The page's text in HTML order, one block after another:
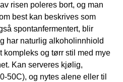
risen poleres bort, og man
best kan beskrives som
spontanfermentert, blir
har naturlig alkoholinnhiold
kompleks og tørr stil med mye
Kan serveres kjølig,
50C), og nytes alene eller til